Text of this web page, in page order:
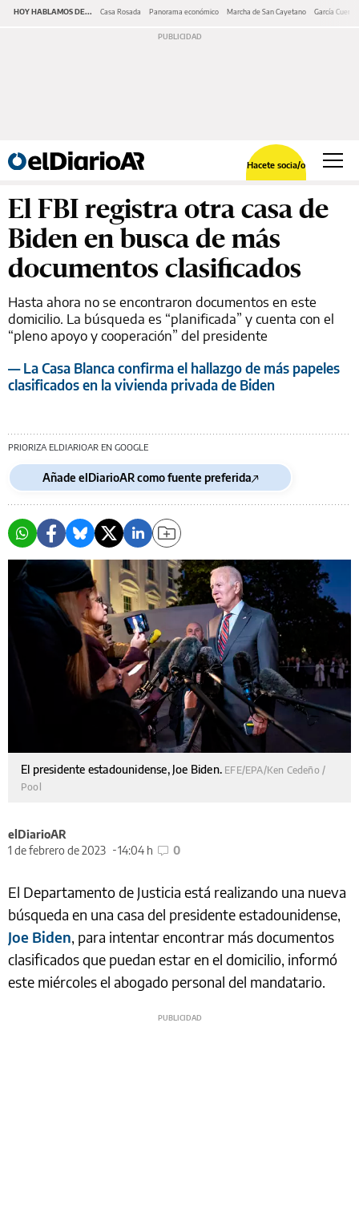
HOY HABLAMOS DE... Casa Rosada Panorama económico Marcha de San Cayetano García Cuerva
Hacete socia/o
El FBI registra otra casa de
Biden en busca de más
documentos clasificados
Hasta ahora no se encontraron documentos en este
domicilio. La búsqueda es “planificada” y cuenta con el
“pleno apoyo y cooperación” del presidente
— La Casa Blanca confirma el hallazgo de más papeles
clasificados en la vivienda privada de Biden
PRIORIZA ELDIARIOAR EN GOOGLE
Añade elDiarioAR como fuente preferida
El presidente estadounidense, Joe Biden. EFE/EPA/Ken Cedeño /
Pool
elDiarioAR
1 de febrero de 2023
14:04 h 0
El Departamento de Justicia está realizando una nueva
búsqueda en una casa del presidente estadounidense,
Joe Biden, para intentar encontrar más documentos
clasificados que puedan estar en el domicilio, informó
este miércoles el abogado personal del mandatario.